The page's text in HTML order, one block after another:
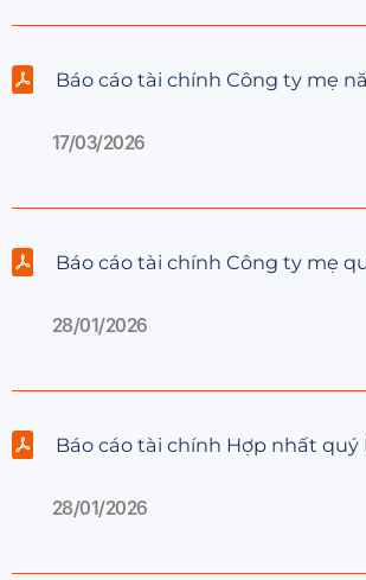
Báo cáo tài chính Công ty mẹ
17/03/2026
Báo cáo tài chính Công ty mẹ
28/01/2026
Báo cáo tài chính Hợp nhất quý
28/01/2026